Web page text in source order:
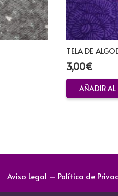
TELA DE
3,00€
AÑADIR AL
Aviso Legal – Política de